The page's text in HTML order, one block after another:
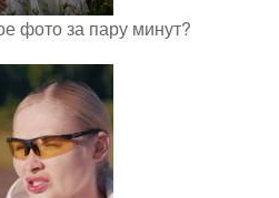
фото за пару минут?